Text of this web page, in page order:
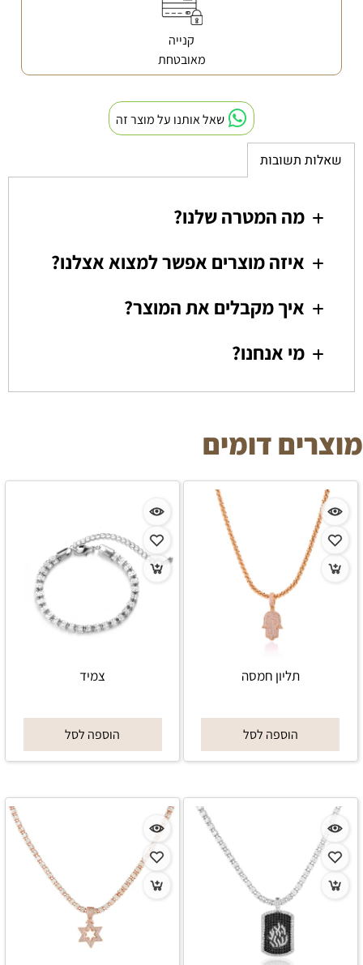
קנייה
מאובטחת
שאל אותנו על מוצר זה
שאלות תשובות
מה המטרה שלנו?
איזה מוצרים אפשר למצוא אצלנו?
איך מקבלים את המוצר?
מי אנחנו?
מוצרים דומים
תליון חמסה
הוספה לסל
צמיד
הוספה לסל